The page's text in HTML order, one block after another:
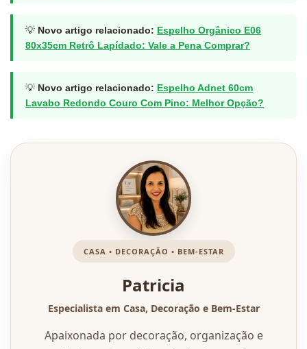
💡 Novo artigo relacionado: Espelho Orgânico E06
80x35cm Retrô Lapídado: Vale a Pena Comprar?
💡 Novo artigo relacionado: Espelho Adnet 60cm
Lavabo Redondo Couro Com Pino: Melhor Opção?
CASA • DECORAÇÃO • BEM-ESTAR
Patricia
Especialista em Casa, Decoração e Bem-Estar
Apaixonada por decoração, organização e